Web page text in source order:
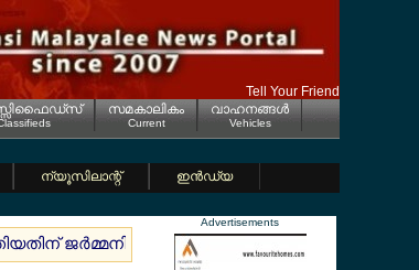
Tell Your Friend
സമകാലികം
Current
വാഹനങ്ങള്‍
Vehicles
ന്യൂസിലാന്റ്
ഇന്‍ഡ്യ
ജര്‍മ്മനിയില്‍ കോടികളുടെ ലക്ഷ്വറി
Advertisements